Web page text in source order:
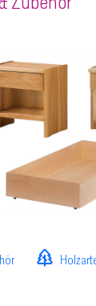
Zubehör